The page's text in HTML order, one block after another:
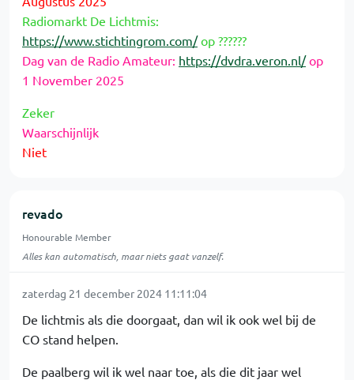
Radiomarkt De Lichtmis:
https://www.stichtingrom.com/op ??????
Dag van de Radio Amateur: https://dvdra.veron.nl/op
1 November 2025
Zeker
Waarschijnlijk
Niet
revado
Honourable Member
Alles kan automatisch, maar niets gaat vanzelf.
zaterdag 21 december 2024 11:11:04
De lichtmis als die doorgaat, dan wil ik ook wel bij de
CO stand helpen.
De paalberg wil ik wel naar toe, als die dit jaar wel